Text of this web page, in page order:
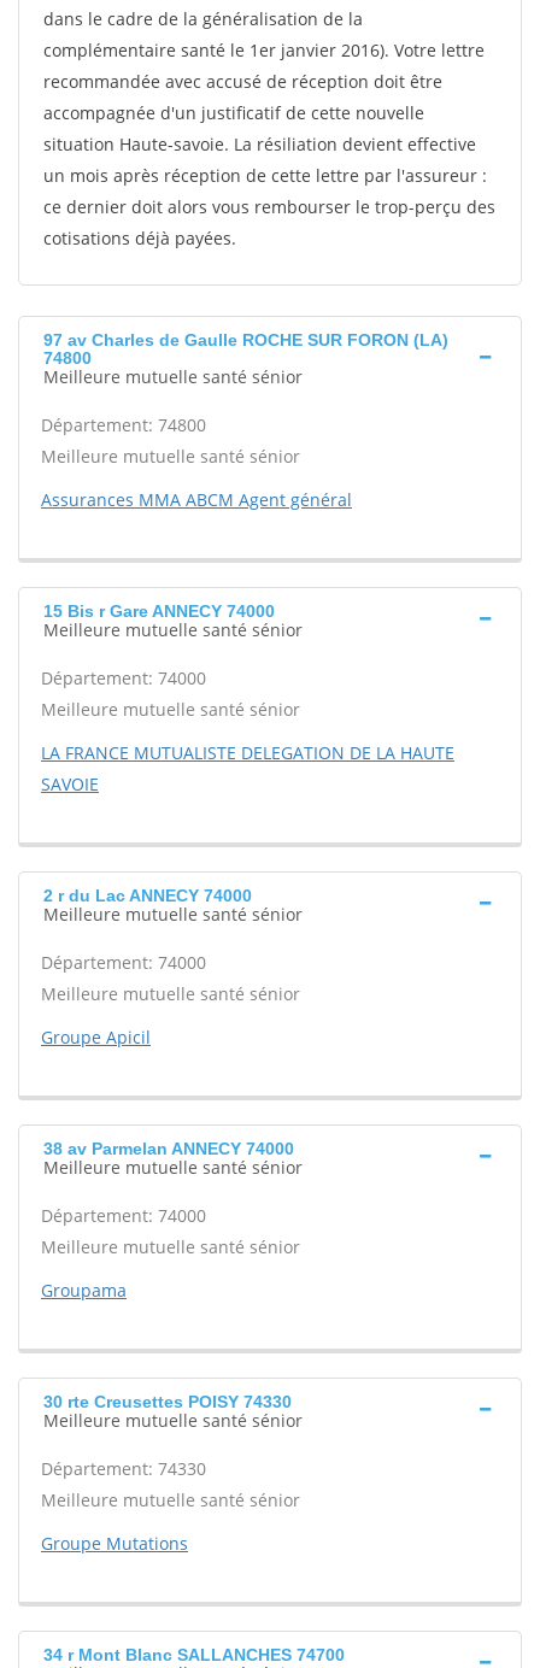
dans le cadre de la généralisation de la
complémentaire santé le 1er janvier 2016). Votre lettre
recommandée avec accusé de réception doit être
accompagnée d'un justificatif de cette nouvelle
situation Haute-savoie. La résiliation devient effective
un mois après réception de cette lettre par l'assureur :
ce dernier doit alors vous rembourser le trop-perçu des
cotisations déjà payées.
97 av Charles de Gaulle ROCHE SUR FORON (LA)
74800
Meilleure mutuelle santé sénior
Département: 74800
Meilleure mutuelle santé sénior
Assurances MMA ABCM Agent général
15 Bis r Gare ANNECY 74000
Meilleure mutuelle santé sénior
Département: 74000
Meilleure mutuelle santé sénior
LA FRANCE MUTUALISTE DELEGATION DE LA HAUTE
SAVOIE
2 r du Lac ANNECY 74000
Meilleure mutuelle santé sénior
Département: 74000
Meilleure mutuelle santé sénior
Groupe Apicil
38 av Parmelan ANNECY 74000
Meilleure mutuelle santé sénior
Département: 74000
Meilleure mutuelle santé sénior
Groupama
30 rte Creusettes POISY 74330
Meilleure mutuelle santé sénior
Département: 74330
Meilleure mutuelle santé sénior
Groupe Mutations
34 r Mont Blanc SALLANCHES 74700